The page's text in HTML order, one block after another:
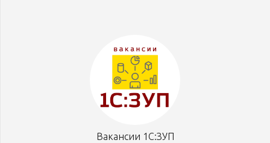
Вакансии 1С:ЗУП